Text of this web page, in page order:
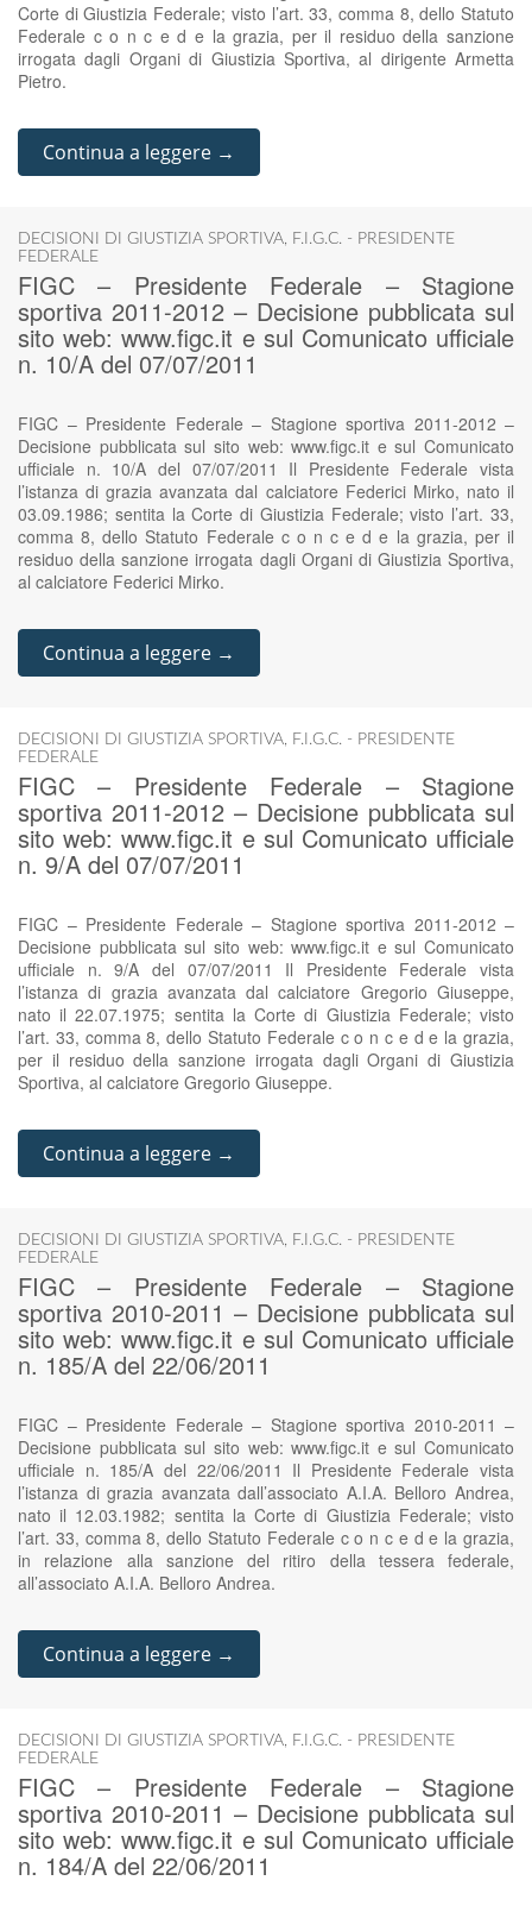
Corte di Giustizia Federale; visto l’art. 33, comma 8, dello Statuto
Federale c o n c e d e la grazia, per il residuo della sanzione
irrogata dagli Organi di Giustizia Sportiva, al dirigente Armetta
Pietro.
Continua a leggere →
DECISIONI DI GIUSTIZIA SPORTIVA, F.I.G.C. - PRESIDENTE
FEDERALE
FIGC – Presidente Federale – Stagione
sportiva 2011-2012 – Decisione pubblicata sul
sito web: www.figc.it e sul Comunicato ufficiale
n. 10/A del 07/07/2011
FIGC – Presidente Federale – Stagione sportiva 2011-2012 –
Decisione pubblicata sul sito web: www.figc.it e sul Comunicato
ufficiale n. 10/A del 07/07/2011 Il Presidente Federale vista
l’istanza di grazia avanzata dal calciatore Federici Mirko, nato il
03.09.1986; sentita la Corte di Giustizia Federale; visto l’art. 33,
comma 8, dello Statuto Federale c o n c e d e la grazia, per il
residuo della sanzione irrogata dagli Organi di Giustizia Sportiva,
al calciatore Federici Mirko.
Continua a leggere →
DECISIONI DI GIUSTIZIA SPORTIVA, F.I.G.C. - PRESIDENTE
FEDERALE
FIGC – Presidente Federale – Stagione
sportiva 2011-2012 – Decisione pubblicata sul
sito web: www.figc.it e sul Comunicato ufficiale
n. 9/A del 07/07/2011
FIGC – Presidente Federale – Stagione sportiva 2011-2012 –
Decisione pubblicata sul sito web: www.figc.it e sul Comunicato
ufficiale n. 9/A del 07/07/2011 Il Presidente Federale vista
l’istanza di grazia avanzata dal calciatore Gregorio Giuseppe,
nato il 22.07.1975; sentita la Corte di Giustizia Federale; visto
l’art. 33, comma 8, dello Statuto Federale c o n c e d e la grazia,
per il residuo della sanzione irrogata dagli Organi di Giustizia
Sportiva, al calciatore Gregorio Giuseppe.
Continua a leggere →
DECISIONI DI GIUSTIZIA SPORTIVA, F.I.G.C. - PRESIDENTE
FEDERALE
FIGC – Presidente Federale – Stagione
sportiva 2010-2011 – Decisione pubblicata sul
sito web: www.figc.it e sul Comunicato ufficiale
n. 185/A del 22/06/2011
FIGC – Presidente Federale – Stagione sportiva 2010-2011 –
Decisione pubblicata sul sito web: www.figc.it e sul Comunicato
ufficiale n. 185/A del 22/06/2011 Il Presidente Federale vista
l’istanza di grazia avanzata dall’associato A.I.A. Belloro Andrea,
nato il 12.03.1982; sentita la Corte di Giustizia Federale; visto
l’art. 33, comma 8, dello Statuto Federale c o n c e d e la grazia,
in relazione alla sanzione del ritiro della tessera federale,
all’associato A.I.A. Belloro Andrea.
Continua a leggere →
DECISIONI DI GIUSTIZIA SPORTIVA, F.I.G.C. - PRESIDENTE
FEDERALE
FIGC – Presidente Federale – Stagione
sportiva 2010-2011 – Decisione pubblicata sul
sito web: www.figc.it e sul Comunicato ufficiale
n. 184/A del 22/06/2011